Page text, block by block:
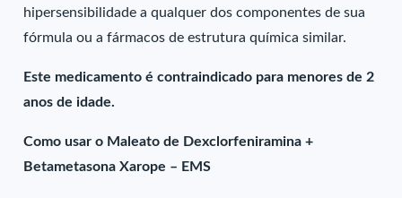
hipersensibilidade a qualquer dos componentes de sua
fórmula ou a fármacos de estrutura química similar.
Este medicamento é contraindicado para menores de 2
anos de idade.
Como usar o Maleato de Dexclorfeniramina +
Betametasona Xarope – EMS